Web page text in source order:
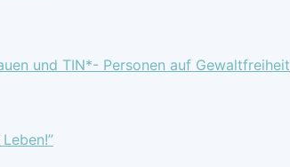
und TIN*- Personen auf Gewaltfreiheit